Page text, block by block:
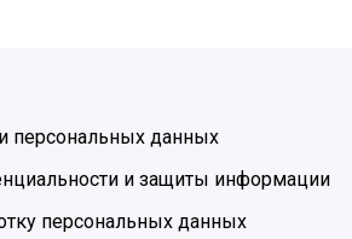
персональных данных
и защиты информации
персональных данных